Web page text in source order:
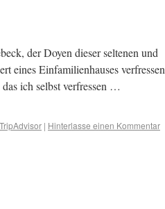
der Doyen dieser seltenen und
eines Einfamilienhauses verfressen
ich selbst verfressen …
TripAdvisor | Hinterlasse einen Kommentar